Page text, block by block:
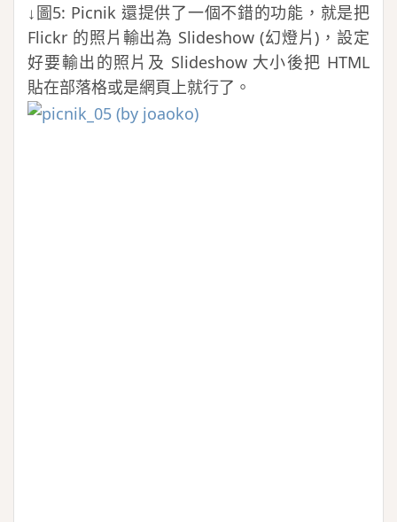
↓圖5: Picnik 還提供了一個不錯的功能，就是把
Flickr 的照片輸出為 Slideshow (幻燈片)，設定
好要輸出的照片及 Slideshow 大小後把 HTML
貼在部落格或是網頁上就行了。